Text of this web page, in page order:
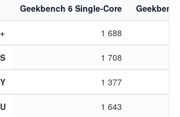
Geekbench 6 Single-Core
1 688
1 708
1 377
1 643